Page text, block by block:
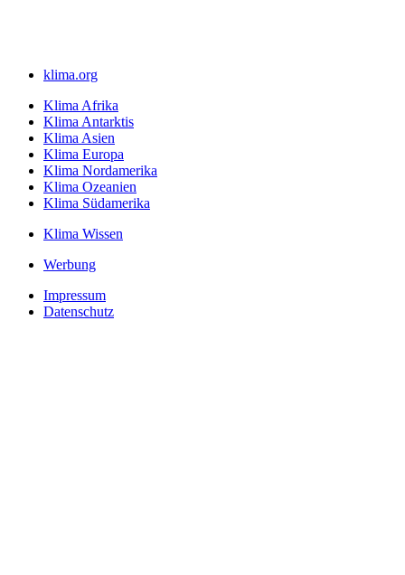
klima.org
Klima Afrika
Klima Antarktis
Klima Asien
Klima Europa
Klima Nordamerika
Klima Ozeanien
Klima Südamerika
Klima Wissen
Werbung
Impressum
Datenschutz